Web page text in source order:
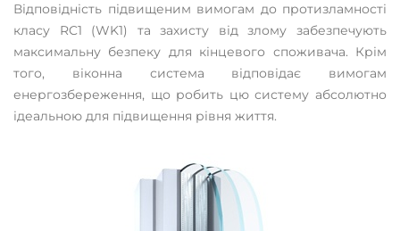
Відповідність підвищеним вимогам до протизламності
класу RC1 (WK1) та захисту від злому забезпечують
максимальну безпеку для кінцевого споживача. Крім
того, віконна система відповідає вимогам
енергозбереження, що робить цю систему абсолютно
ідеальною для підвищення рівня життя.